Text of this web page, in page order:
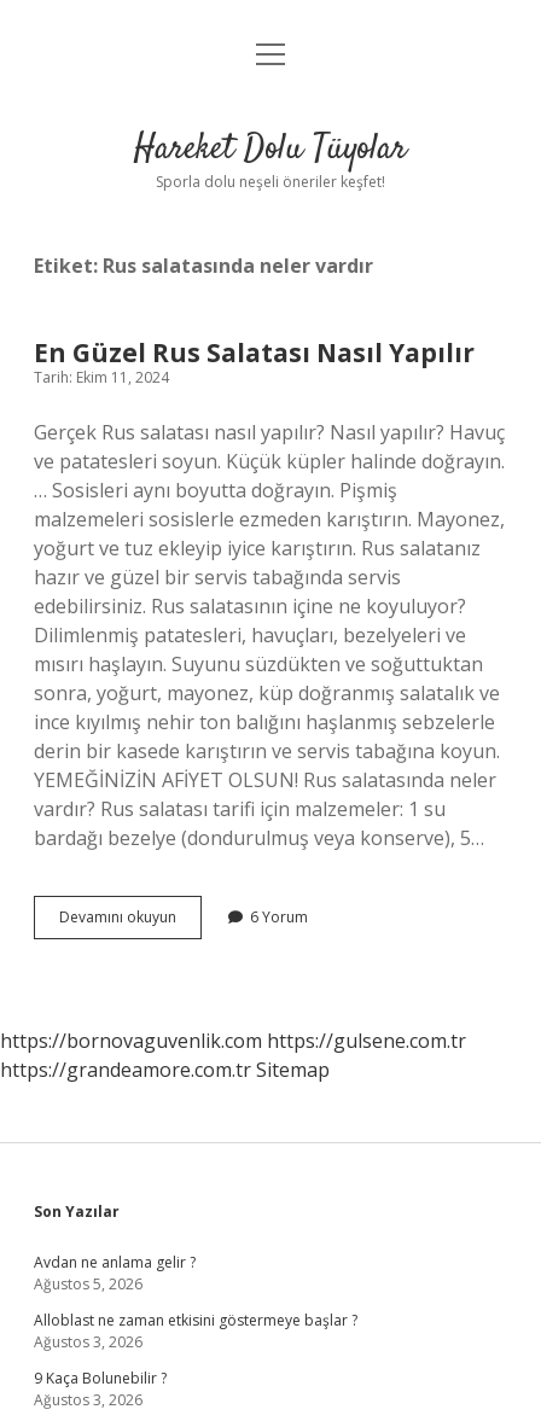
Anasayfa
Yasal Uyarı
menüyü
Hareket Dolu Tüyolar
Sporla dolu neşeli öneriler keşfet!
Etiket: Rus salatasında neler vardır
En Güzel Rus Salatası Nasıl Yapılır
Tarih: Ekim 11, 2024
Gerçek Rus salatası nasıl yapılır? Nasıl yapılır? Havuç
ve patatesleri soyun. Küçük küpler halinde doğrayın.
… Sosisleri aynı boyutta doğrayın. Pişmiş
malzemeleri sosislerle ezmeden karıştırın. Mayonez,
yoğurt ve tuz ekleyip iyice karıştırın. Rus salatanız
hazır ve güzel bir servis tabağında servis
edebilirsiniz. Rus salatasının içine ne koyuluyor?
Dilimlenmiş patatesleri, havuçları, bezelyeleri ve
mısırı haşlayın. Suyunu süzdükten ve soğuttuktan
sonra, yoğurt, mayonez, küp doğranmış salatalık ve
ince kıyılmış nehir ton balığını haşlanmış sebzelerle
derin bir kasede karıştırın ve servis tabağına koyun.
YEMEĞİNİZİN AFİYET OLSUN! Rus salatasında neler
vardır? Rus salatası tarifi için malzemeler: 1 su
bardağı bezelye (dondurulmuş veya konserve), 5…
Devamını okuyun
Güzel
6 Yorum
https://bornovaguvenlik.com https://gulsene.com.tr
https://grandeamore.com.trSitemap
Sidebar
Son Yazılar
Avdan ne anlama gelir ?
Ağustos 5, 2026
Alloblast ne zaman etkisini göstermeye başlar ?
Ağustos 3, 2026
9 Kaça Bolunebilir ?
Ağustos 3, 2026